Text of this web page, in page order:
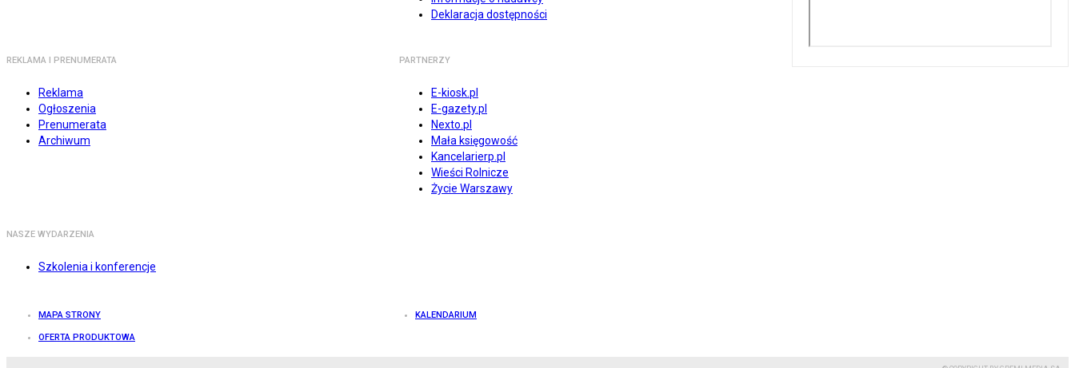
Deklaracja dostępności
REKLAMA I PRENUMERATA
Reklama
Ogłoszenia
Prenumerata
Archiwum
PARTNERZY
E-kiosk.pl
E-gazety.pl
Nexto.pl
Mała księgowość
Kancelarierp.pl
Wieści Rolnicze
Życie Warszawy
NASZE WYDARZENIA
Szkolenia i konferencje
MAPA STRONY KALENDARIUM
OFERTA PRODUKTOWA